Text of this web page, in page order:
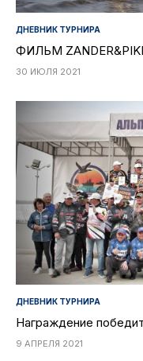
ДНЕВНИК ТУРНИРА
ФИЛЬМ
30 ИЮЛЯ 2021
ДНЕВНИК ТУРНИРА
Награждение
9 АПРЕЛЯ 2021